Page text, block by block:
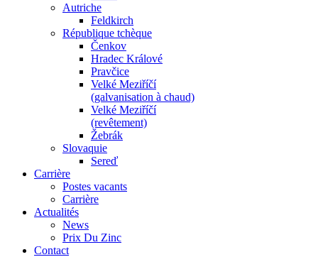
Autriche
Feldkirch
République tchèque
Čenkov
Hradec Králové
Pravčice
Velké Meziříčí
(galvanisation à chaud)
Velké Meziříčí
(revêtement)
Žebrák
Slovaquie
Sereď
Carrière
Postes vacants
Carrière
Actualités
News
Prix Du Zinc
Contact